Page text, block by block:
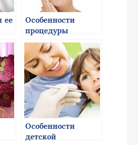
ее
Особенности
процедуры
мезотерапии
Особенности
детской